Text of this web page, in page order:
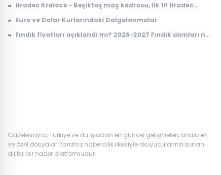
» Hradec Kralove - Beşiktaş maç kadrosu, ilk 11! Hradec
» Euro ve Dolar Kurlarındaki Dalgalanmalar
» Fındık fiyatları açıklandı mı? 2026-2027 Fındık alımları ne
Gazetesayfa, Türkiye ve dünyadan en güncel gelişmeleri, analizleri
ve özel dosyaları tarafsız habercilik ilkesiyle okuyucularına sunan
dijital bir haber platformudur.